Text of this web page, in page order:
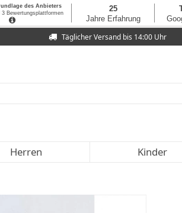
Täglicher Versand bis 14:00 Uhr
Herren Kinder